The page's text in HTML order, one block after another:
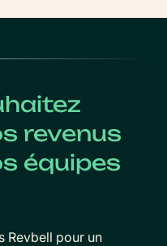
revenus
équipes
Revbell pour un